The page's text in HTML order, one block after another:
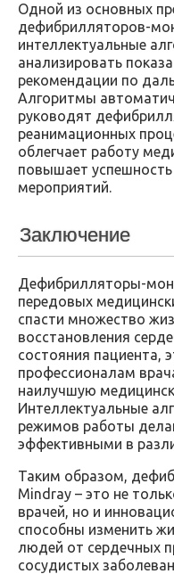
Одной из основных
дефибрилляторов-
интеллектуальные
анализировать
рекомендации по
Алгоритмы
руководят
реанимационных
облегчает работу
повышает
мероприятий.
Заключение
Дефибрилляторы-
передовых
спасти множество
восстановления
состояния пациента,
профессионалам
наилучшую
Интеллектуальные
режимов работы
эффективными в
Таким образом,
Mindray – это не
врачей, но и
способны изменить
людей от сердечных
сосудистых